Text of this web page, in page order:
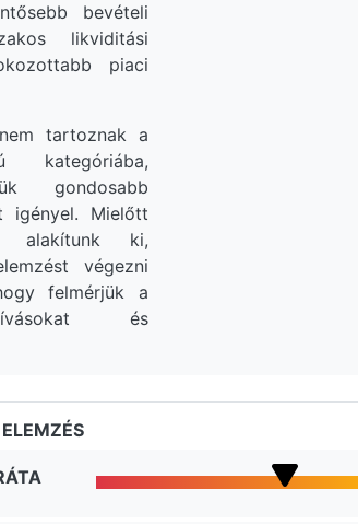
bevételi
likviditási
piaci
tartoznak a
kategóriába,
gondosabb
igényel. Mielőtt
alakítunk ki,
végezni
felmérjük a
és